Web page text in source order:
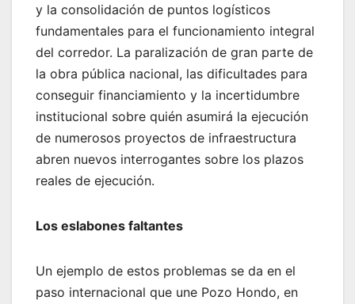
y la consolidación de puntos logísticos
fundamentales para el funcionamiento integral
del corredor. La paralización de gran parte de
la obra pública nacional, las dificultades para
conseguir financiamiento y la incertidumbre
institucional sobre quién asumirá la ejecución
de numerosos proyectos de infraestructura
abren nuevos interrogantes sobre los plazos
reales de ejecución.
Los eslabones faltantes
Un ejemplo de estos problemas se da en el
paso internacional que une Pozo Hondo, en